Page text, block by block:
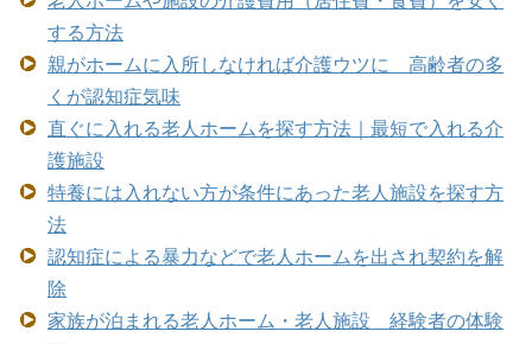
する方法
親がホームに入所しなければ介護ウツに 高齢者の多
くが認知症気味
直ぐに入れる老人ホームを探す方法｜最短で入れる介
護施設
特養には入れない方が条件にあった老人施設を探す方
法
認知症による暴力などで老人ホームを出され契約を解
除
家族が泊まれる老人ホーム・老人施設 経験者の体験